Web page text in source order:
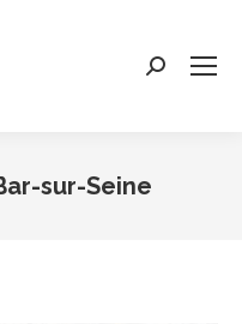
Search:
sur-Seine